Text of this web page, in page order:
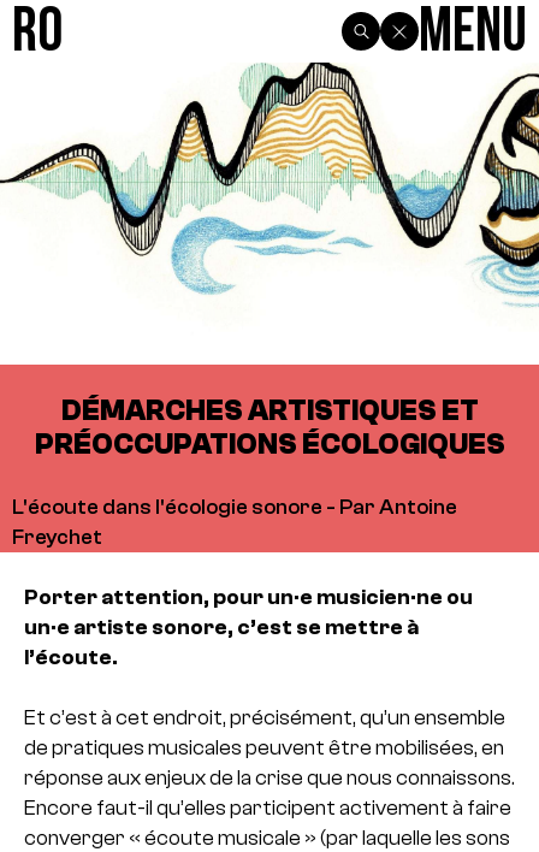
R0 Menu
DÉMARCHES ARTISTIQUES ET
PRÉOCCUPATIONS ÉCOLOGIQUES
L'écoute dans l'écologie sonore - Par Antoine
Freychet
Porter attention, pour un·e musicien·ne ou
un·e artiste sonore, c’est se mettre à
l’écoute.
Et c’est à cet endroit, précisément, qu’un ensemble
de pratiques musicales peuvent être mobilisées, en
réponse aux enjeux de la crise que nous connaissons.
Encore faut-il qu’elles participent activement à faire
converger « écoute musicale » (par laquelle les sons